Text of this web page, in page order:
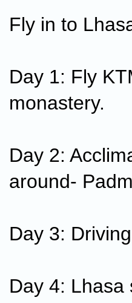
Fly in to
Day 1: Fly
monastery.
Day 2:
around-
Day 3:
Day 4: Lhasa